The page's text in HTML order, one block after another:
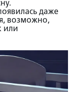
даже
возможно,
или